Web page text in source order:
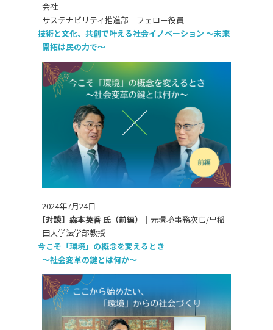
会社
サステナビリティ推進部 フェロー役員
技術と文化、共創で叶える社会イノベーション ～未来
開拓は民の力で～
2024年7月24日
【対談】森本英香 氏（前編）｜元環境事務次官/早稲
田大学法学部教授
今こそ「環境」の概念を変えるとき
～社会変革の鍵とは何か～